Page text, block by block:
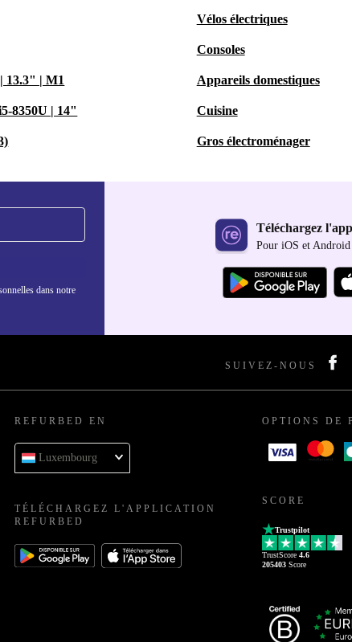
13.3" | M1
8350U | 14"
Vélos électriques
Consoles
Appareils domestiques
Cuisine
Gros électroménager
dans notre
Téléchargez
Pour iOS et Android
SUIVEZ-NOUS
REFURBED EN
Luxembourg
TÉLÉCHARGEZ L'APPLICATION
REFURBED
OPTIONS DE
SCORE
Trustpilot
TrustScore 4.6
205403 Score